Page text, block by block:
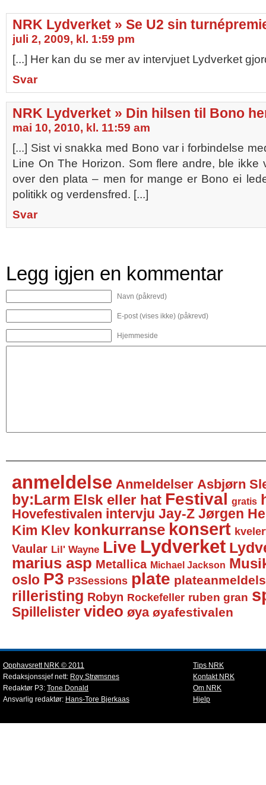
NRK Lydverket » Se U2 sin
juli 2, 2009, kl. 1:59 pm
[...] Her kan du se mer av intervjuet Lydverket
Svar
NRK Lydverket » Din hilsen til Bono
mai 10, 2010, kl. 11:59 am
[...] Sist vi snakka med Bono var i forbindelse
Line On The Horizon. Som flere andre, ble ikke
over den plata – men for mange er Bono ei
politikk og verdensfred. [...]
Svar
Legg igjen en kommentar
Navn (påkrevd)
E-post (vises ikke) (påkrevd)
Hjemmeside
anmeldelse Anmeldelser Asbjørn
by:Larm Elsk eller hat Festival gratis
Hovefestivalen intervju Jay-Z Jørgen
Kim Klev konkurranse konsert
Vaular Lil' Wayne Live Lydverket
marius asp Metallica Michael Jackson
oslo P3 P3Sessions plate
rilleristing Robyn Rockefeller ruben gran
Spillelister video øya øyafestivalen
Opphavsrett NRK © 2011
Redaksjonssjef nett: Roy Strømsnes
Redaktør P3: Tone Donald
Ansvarlig redaktør: Hans-Tore Bjerkaas
Tips NRK
Kontakt NRK
Om NRK
Hjelp